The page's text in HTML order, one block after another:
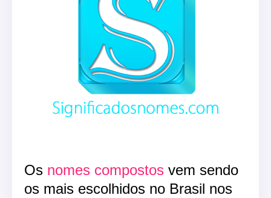
Os nomes compostos vem sendo
os mais escolhidos no Brasil nos